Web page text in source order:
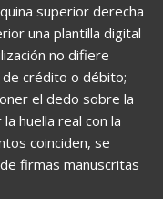
superior derecha
una plantilla digital
no difiere
crédito o débito;
el dedo sobre la
huella real con la
coinciden, se
firmas manuscritas